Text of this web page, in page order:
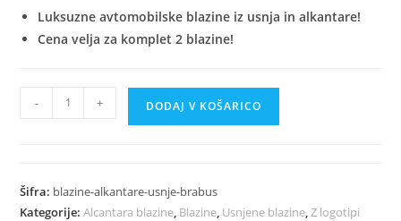
€59.00.
Luksuzne avtomobilske blazine iz usnja in alkantare!
Cena velja za komplet 2 blazine!
Luksuzne
Avto
Alkantare
In
- + DODAJ V KOŠARICO
Šifra: blazine-alkantare-usnje-brabus
Kategorije:Alcantara blazine, Blazine, Usnjene blazine,Z logotipi